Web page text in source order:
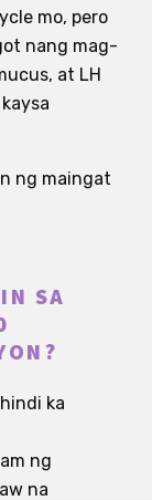
mo, pero
nang mag-
at LH
ng maingat
SA
ka
ng
na